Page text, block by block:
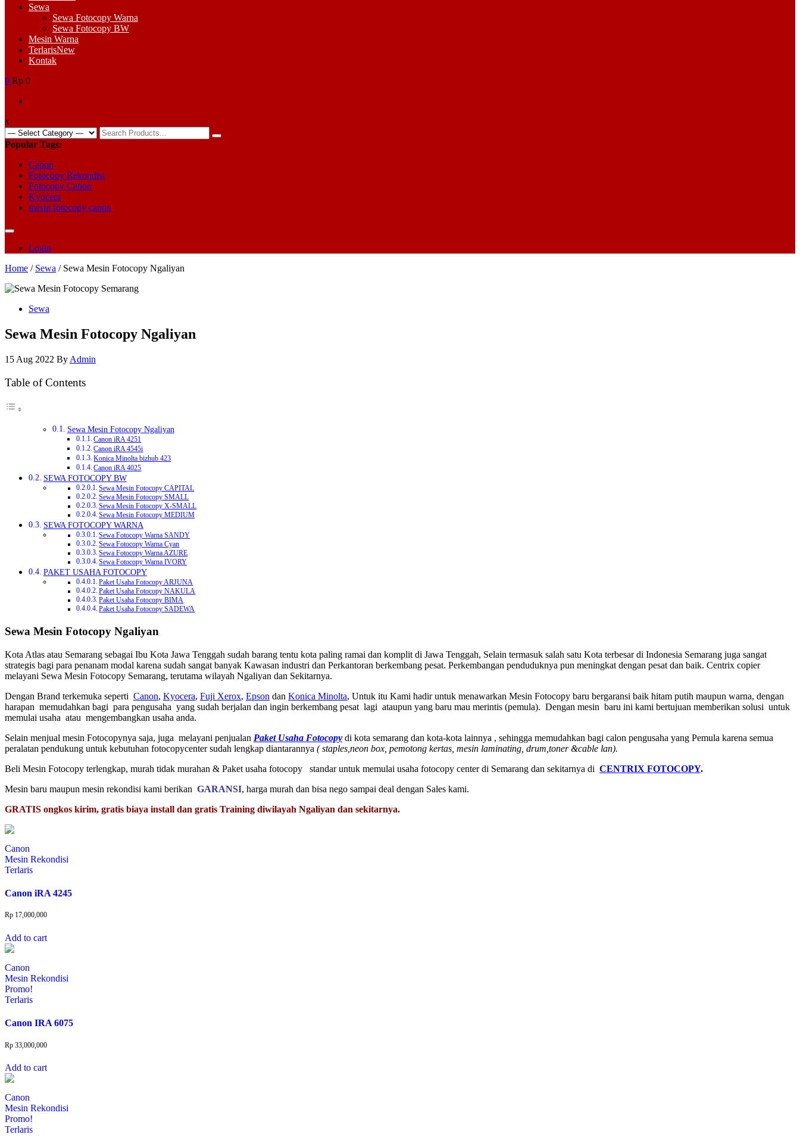
Sewa
Sewa Fotocopy Warna
Sewa Fotocopy BW
Mesin Warna
TerlarisNew
Kontak
0 Rp 0
x
Search
for:
Popular Tags:
Canon
Fotocopy Rekondisi
Fotocopy Canon
Kyocera
mesin fotocopy canon
Login
Home / Sewa / Sewa Mesin Fotocopy Ngaliyan
Sewa
Sewa Mesin Fotocopy Ngaliyan
15 Aug 2022 By Admin
Table of Contents
Sewa Mesin Fotocopy Ngaliyan
Canon iRA 4251
Canon iRA 4545i
Konica Minolta bizhub 423
Canon iRA 4025
SEWA FOTOCOPY BW
Sewa Mesin Fotocopy CAPITAL
Sewa Mesin Fotocopy SMALL
Sewa Mesin Fotocopy X-SMALL
Sewa Mesin Fotocopy MEDIUM
SEWA FOTOCOPY WARNA
Sewa Fotocopy Warna SANDY
Sewa Fotocopy Warna Cyan
Sewa Fotocopy Warna AZURE
Sewa Fotocopy Warna IVORY
PAKET USAHA FOTOCOPY
Paket Usaha Fotocopy ARJUNA
Paket Usaha Fotocopy NAKULA
Paket Usaha Fotocopy BIMA
Paket Usaha Fotocopy SADEWA
Sewa Mesin Fotocopy Ngaliyan
Kota Atlas atau Semarang sebagai Ibu Kota Jawa Tenggah sudah barang tentu kota paling ramai dan komplit di Jawa Tenggah, Selain termasuk salah satu Kota terbesar di Indonesia Semarang juga sangat
strategis bagi para penanam modal karena sudah sangat banyak Kawasan industri dan Perkantoran berkembang pesat. Perkembangan penduduknya pun meningkat dengan pesat dan baik. Centrix copier
melayani Sewa Mesin Fotocopy Semarang, terutama wilayah Ngaliyan dan Sekitarnya.
Dengan Brand terkemuka seperti Canon, Kyocera, Fuji Xerox, Epson dan Konica Minolta, Untuk itu Kami hadir untuk menawarkan Mesin Fotocopy baru bergaransi baik hitam putih maupun warna, dengan
harapan memudahkan bagi para pengusaha yang sudah berjalan dan ingin berkembang pesat lagi ataupun yang baru mau merintis (pemula). Dengan mesin baru ini kami bertujuan memberikan solusi untuk
memulai usaha atau mengembangkan usaha anda.
Selain menjual mesin Fotocopynya saja, juga melayani penjualan Paket Usaha Fotocopy di kota semarang dan kota-kota lainnya , sehingga memudahkan bagi calon pengusaha yang Pemula karena semua
peralatan pendukung untuk kebutuhan fotocopycenter sudah lengkap diantarannya ( staples,neon box, pemotong kertas, mesin laminating, drum,toner &cable lan).
Beli Mesin Fotocopy terlengkap, murah tidak murahan & Paket usaha fotocopy standar untuk memulai usaha fotocopy center di Semarang dan sekitarnya di CENTRIX FOTOCOPY.
Mesin baru maupun mesin rekondisi kami berikan GARANSI, harga murah dan bisa nego sampai deal dengan Sales kami.
GRATIS ongkos kirim, gratis biaya install dan gratis Training diwilayah Ngaliyan dan sekitarnya.
Canon
Mesin Rekondisi
Terlaris
Canon iRA 4245
Rp 17,000,000
Add to cart
Canon
Mesin Rekondisi
Promo!
Terlaris
Canon IRA 6075
Rp 33,000,000
Add to cart
Canon
Mesin Rekondisi
Promo!
Terlaris